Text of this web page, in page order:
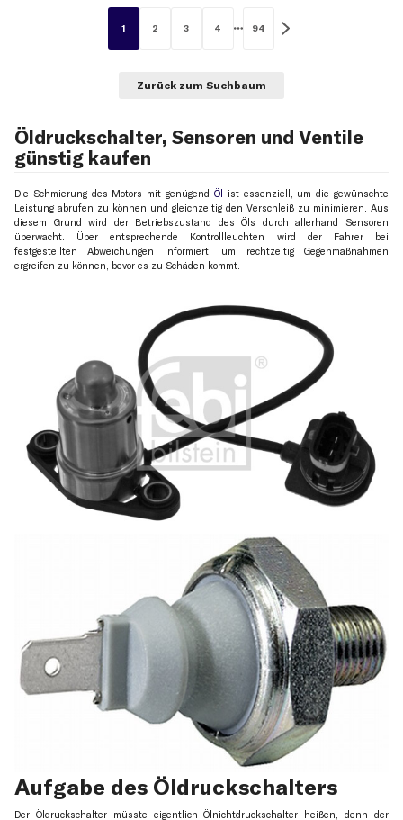
1 2 3 4 94
Zurück zum Suchbaum
Öldruckschalter, Sensoren und Ventile
günstig kaufen
Die Schmierung des Motors mit genügend Öl ist essenziell, um die gewünschte
Leistung abrufen zu können und gleichzeitig den Verschleiß zu minimieren. Aus
diesem Grund wird der Betriebszustand des Öls durch allerhand Sensoren
überwacht. Über entsprechende Kontrollleuchten wird der Fahrer bei
festgestellten Abweichungen informiert, um rechtzeitig Gegenmaßnahmen
ergreifen zu können, bevor es zu Schäden kommt.
Aufgabe des Öldruckschalters
Der Öldruckschalter müsste eigentlich Ölnichtdruckschalter heißen, denn der